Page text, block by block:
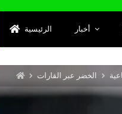
الرئيسية أخبار
الخضر عبر القارات